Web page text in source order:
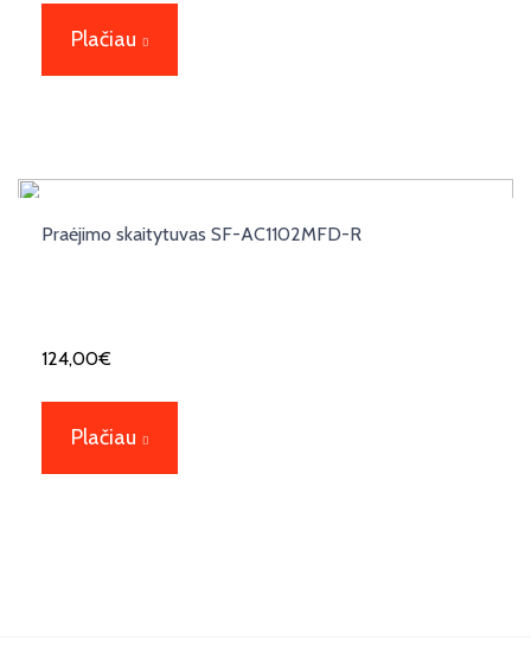
Plačiau
Praėjimo skaitytuvas SF-AC1102MFD-R
124,00€
Plačiau